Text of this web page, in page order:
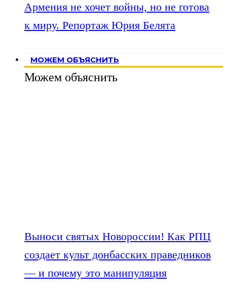
Армения не хочет войны, но не готова
к миру. Репортаж Юрия Белята
МОЖЕМ ОБЪЯСНИТЬ
Можем объяснить
Выноси святых Новороссии! Как РПЦ
создает культ донбасских праведников
— и почему это манипуляция